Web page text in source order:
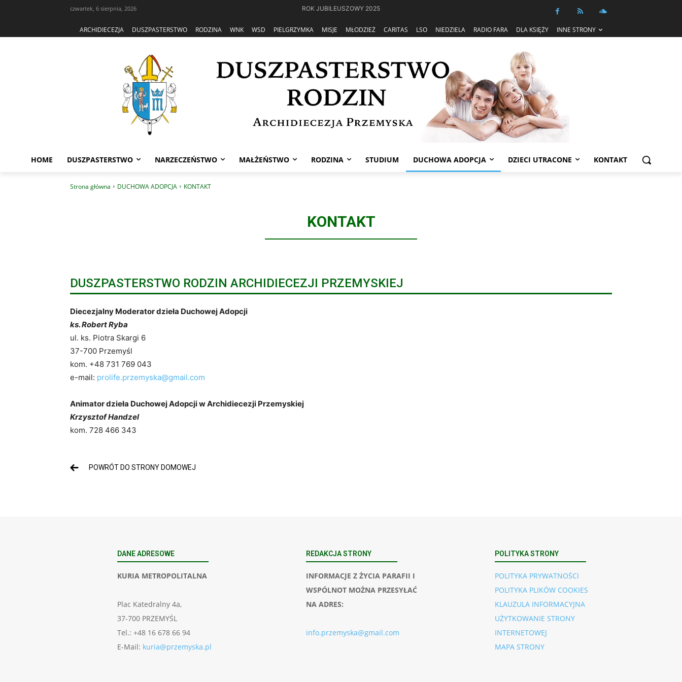
czwartek, 6 sierpnia, 2026 ROK JUBILEUSZOWY 2025
ARCHIDIECEZJA DUSZPASTERSTWO RODZINA WNK WSD PIELGRZYMKA MISJE MŁODZIEŻ CARITAS LSO NIEDZIELA RADIO FARA DLA KSIĘŻY INNE STRONY
HOME DUSZPASTERSTWO NARZECZEŃSTWO MAŁŻEŃSTWO RODZINA STUDIUM DUCHOWA ADOPCJA DZIECI UTRACONE KONTAKT
Strona główna DUCHOWA ADOPCJA KONTAKT
KONTAKT
DUSZPASTERSTWO RODZIN ARCHIDIECEZJI PRZEMYSKIEJ
Diecezjalny Moderator dzieła Duchowej Adopcji
ks. Robert Ryba
ul. ks. Piotra Skargi 6
37-700 Przemyśl
kom. +48 731 769 043
e-mail: prolife.przemyska@gmail.com
Animator dzieła Duchowej Adopcji w Archidiecezji Przemyskiej
Krzysztof Handzel
kom. 728 466 343
POWRÓT DO STRONY DOMOWEJ
DANE ADRESOWE
KURIA METROPOLITALNA
Plac Katedralny 4a,
37-700 PRZEMYŚL
Tel.: +48 16 678 66 94
E-Mail: kuria@przemyska.pl
REDAKCJA STRONY
INFORMACJE Z ŻYCIA PARAFII I
WSPÓLNOT MOŻNA PRZESYŁAĆ
NA ADRES:
info.przemyska@gmail.com
POLITYKA STRONY
POLITYKA PRYWATNOŚCI
POLITYKA PLIKÓW COOKIES
KLAUZULA INFORMACYJNA
UŻYTKOWANIE STRONY
INTERNETOWEJ
MAPA STRONY